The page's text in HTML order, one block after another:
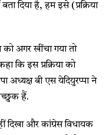
दिया है, हम इसे (प्रक्रिया
को अगर खींचा गया तो
कि इस प्रक्रिया को
अध्यक्ष बी एस येदियुरप्पा ने
हैं.
दिखा और कांग्रेस विधायक